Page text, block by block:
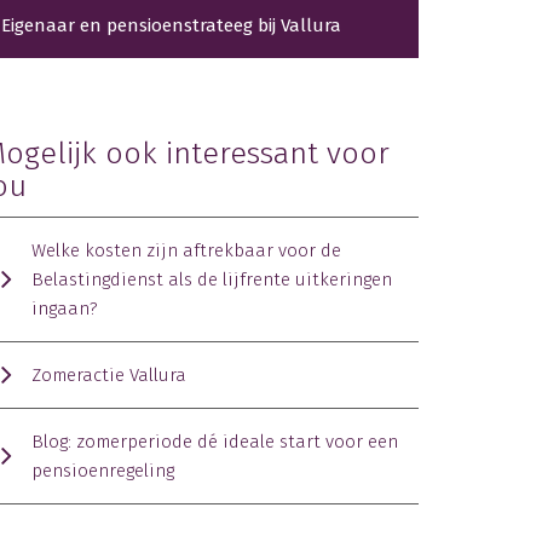
Eigenaar en pensioenstrateeg bij Vallura
ook interessant voor
Welke kosten zijn aftrekbaar voor de
Belastingdienst als de lijfrente uitkeringen
ingaan?
Zomeractie Vallura
Blog: zomerperiode dé ideale start voor een
pensioenregeling